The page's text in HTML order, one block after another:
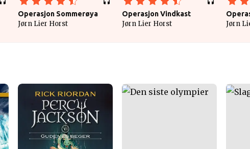
Operasjon Sommerøya
Jørn Lier Horst
Operasjon Vindkast
Jørn Lier Horst Jørn